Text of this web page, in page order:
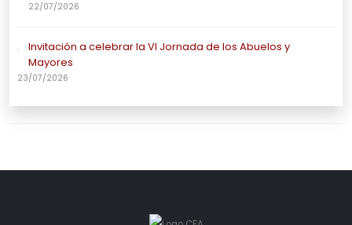
22/07/2026
Invitación a celebrar la VI Jornada de los Abuelos y
Mayores
23/07/2026